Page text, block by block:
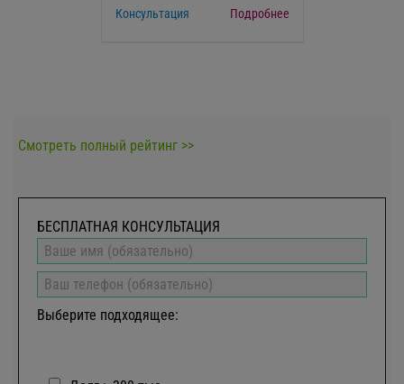
Консультация Подробнее
Смотреть полный рейтинг >>
БЕСПЛАТНАЯ КОНСУЛЬТАЦИЯ
Выберите подходящее: